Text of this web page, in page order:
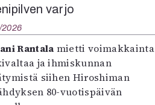
varjo
2026
Rantala mietti voimakkainta
ja ihmiskunnan
siihen Hiroshiman
80-vuotispäivän